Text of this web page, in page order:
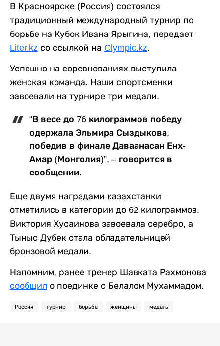
В Красноярске (Россия) состоялся
традиционный международный турнир по
борьбе на Кубок Ивана Ярыгина, передает
Liter.kz со ссылкой на Olympic.kz.
Успешно на соревнованиях выступила
женская команда. Наши спортсменки
завоевали на турнире три медали.
“В весе до 76 килограммов победу
одержала Эльмира Сыздыкова,
победив в финале Даваанасан Енх-
Амар (Монголия)”, – говорится в
сообщении.
Еще двумя наградами казахстанки
отметились в категории до 62 килограммов.
Виктория Хусаинова завоевала серебро, а
Тыныс Дубек стала обладательницей
бронзовой медали.
Напомним, ранее тренер Шавката Рахмонова
сообщил о поединке с Белалом Мухаммадом.
Россия турнир борьба женщины медаль